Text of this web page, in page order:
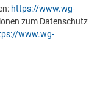
https://www.wg-
zum Datenschutz
www.wg-